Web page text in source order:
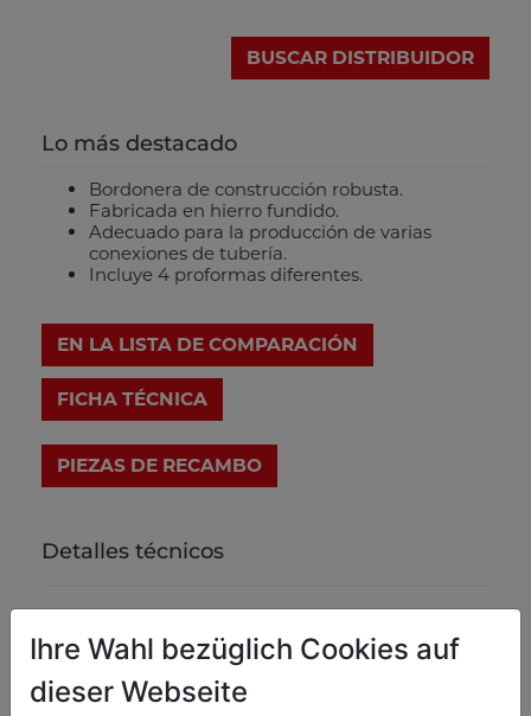
BUSCAR DISTRIBUIDOR
Lo más destacado
Bordonera de construcción robusta.
Fabricada en hierro fundido.
Adecuado para la producción de varias
conexiones de tubería.
Incluye 4 proformas diferentes.
EN LA LISTA DE COMPARACIÓN
FICHA TÉCNICA
Detalles técnicos
Espesor máx. chapa mm
Ihre Wahl bezüglich Cookies auf
dieser Webseite